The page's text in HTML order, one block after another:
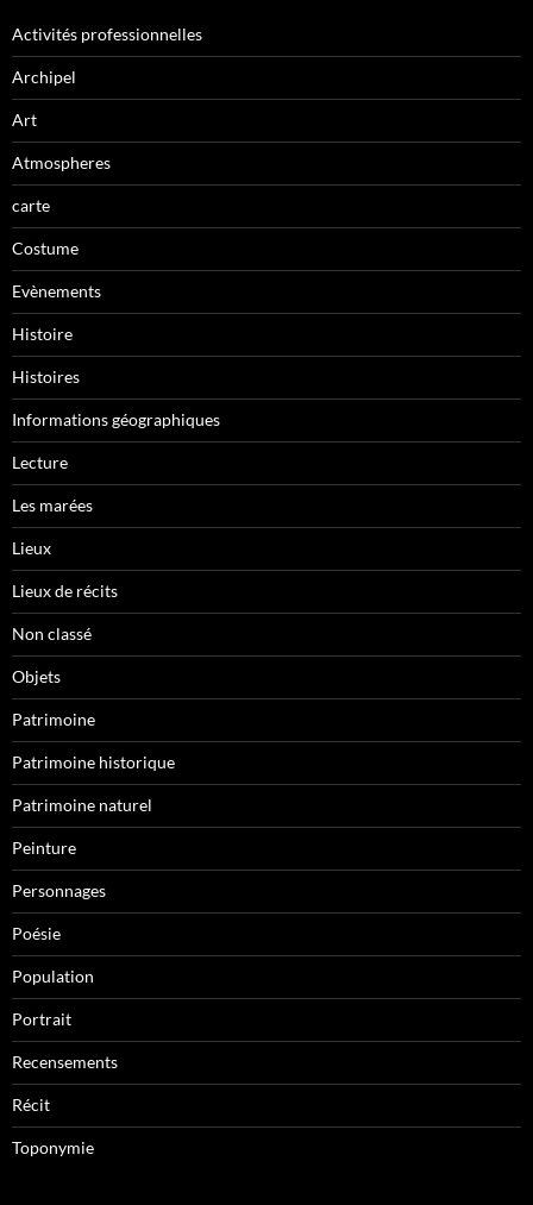
Activités professionnelles
Archipel
Art
Atmospheres
carte
Costume
Evènements
Histoire
Histoires
Informations géographiques
Lecture
Les marées
Lieux
Lieux de récits
Non classé
Objets
Patrimoine
Patrimoine historique
Patrimoine naturel
Peinture
Personnages
Poésie
Population
Portrait
Recensements
Récit
Toponymie